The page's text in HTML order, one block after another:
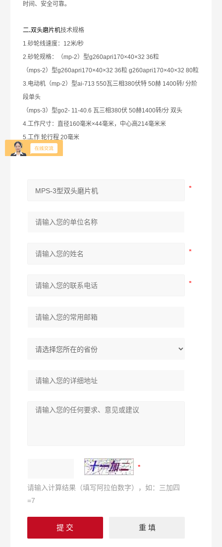
时间、安全可靠。
二.双头磨片机技术规格
1.砂轮线速度： 12米/秒
2.砂轮规格：（mp-2）型g260apri170×40×32 36粒
（mps-2）型g260apri170×40×32 36粒 g260apri170×40×32 80粒
3.电动机（mp-2）型ai-713 550瓦三相380伏特 50赫 1400转/分阶
段单头
（mps-3）型go2- 11-40.6 瓦三相380伏 50赫1400转/分 双头
4.工作尺寸：直径160毫米×44毫米，中心高214毫米米
5.工作 轮行程 20毫米
请输入计算结果（填写阿拉伯数字），如：三加四
=7